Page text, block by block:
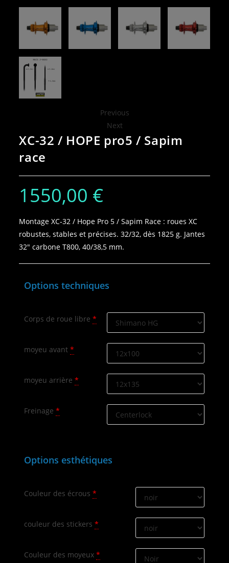
Previous
Next
XC-32 / HOPE pro5 / Sapim
race
1550,00 €
Montage XC‑32 / Hope Pro 5 / Sapim Race : roues XC
robustes, stables et précises. 32/32, dès 1825 g. Jantes
32″ carbone T800, 40/38,5 mm.
Options techniques
Corps de roue libre *
moyeu avant *
moyeu arrière *
Freinage *
Options esthétiques
Couleur des écrous *
couleur des stickers *
Couleur des moyeux *